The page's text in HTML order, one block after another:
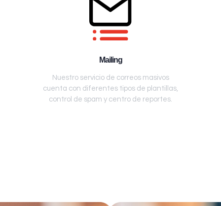
Mailing
Nuestro servicio de correos masivos
cuenta con diferentes tipos de plantillas,
control de spam y centro de reportes.